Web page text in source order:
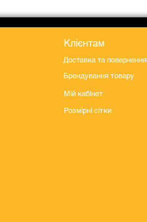
Клієнтам
Доставка та повернення
Брендування товару
Мій кабінет
Розмірні сітки